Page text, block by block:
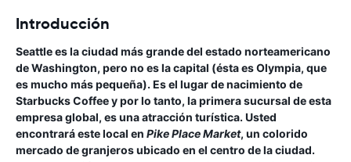
Introducción
Seattle es la ciudad más grande del estado norteamericano
de Washington, pero no es la capital (ésta es Olympia, que
es mucho más pequeña). Es el lugar de nacimiento de
Starbucks Coffee y por lo tanto, la primera sucursal de esta
empresa global, es una atracción turística. Usted
encontrará este local en Pike Place Market, un colorido
mercado de granjeros ubicado en el centro de la ciudad.